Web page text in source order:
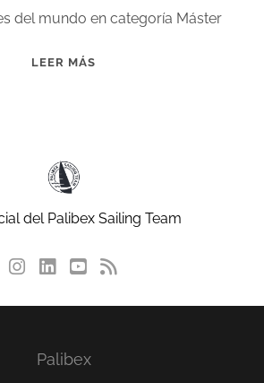
del mundo en categoría Máster
LEER MÁS
10
del Palibex Sailing Team
instagram
linkedin
youtube
rss
Palibex